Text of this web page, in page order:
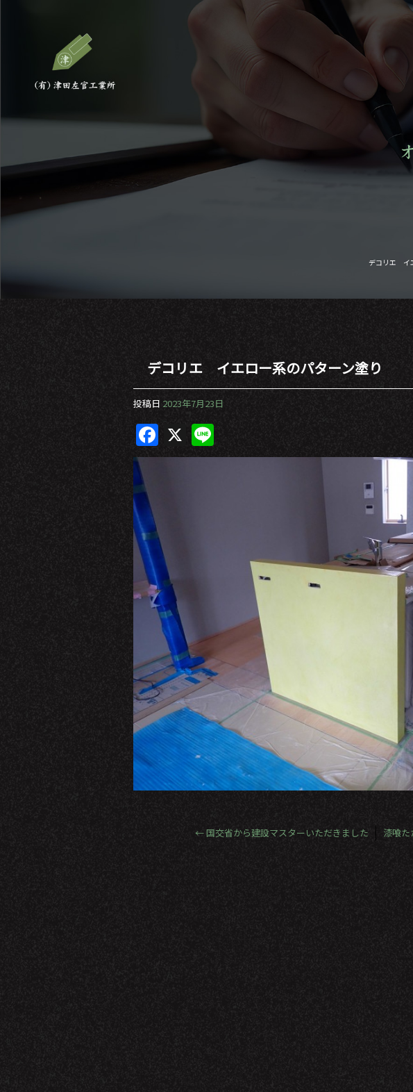
デコリエ イ
デコリエ イエロー系のパターン塗り
投稿日 2023年7月23日
F
a
o
o
k
X
n
←国交省から建設マスターいただきました 漆喰